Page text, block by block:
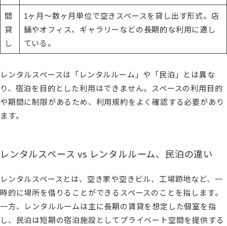
間
貸
し
1ヶ月〜数ヶ月単位で空きスペースを貸し出す形式。店
舗やオフィス、ギャラリーなどの長期的な利用に適し
ている。
レンタルスペースは「レンタルルーム」や「民泊」とは異な
り、宿泊を目的とした利用はできません。スペースの利用目的
や期間に制限があるため、利用規約をよく確認する必要があり
ます。
レンタルスペース vs レンタルルーム、民泊の違い
レンタルスペースとは、空き家や空きビル、工場跡地など、一
時的に場所を借りることができるスペースのことを指します。
一方、レンタルルームは主に長期の賃貸を想定した個室を指
し、民泊は短期の宿泊施設としてプライベート空間を提供する